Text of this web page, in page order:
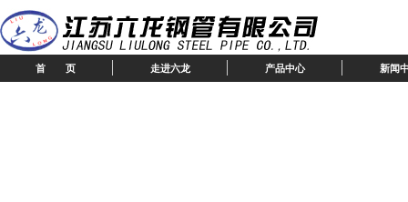
首 页 走进六龙 产品中心 新闻